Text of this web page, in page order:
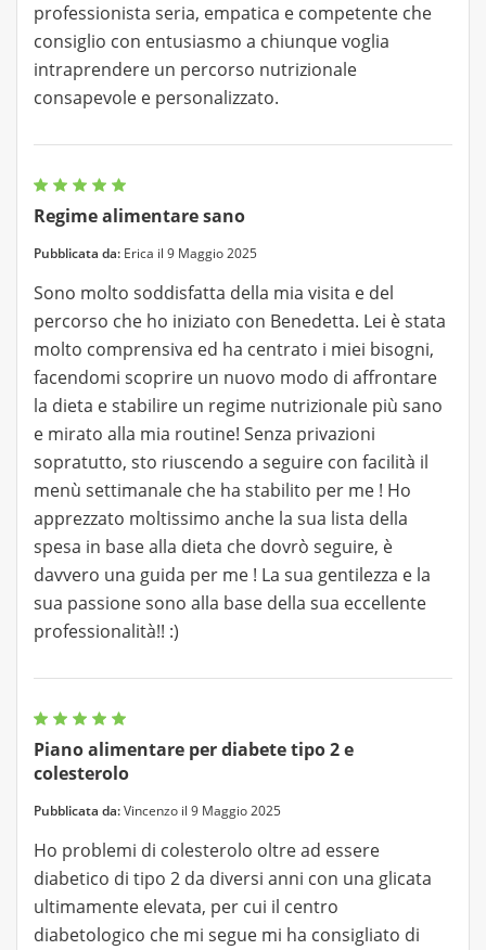
professionista seria, empatica e competente che
consiglio con entusiasmo a chiunque voglia
intraprendere un percorso nutrizionale
consapevole e personalizzato.
Regime alimentare sano
Pubblicata da: Erica il 9 Maggio 2025
Sono molto soddisfatta della mia visita e del
percorso che ho iniziato con Benedetta. Lei è stata
molto comprensiva ed ha centrato i miei bisogni,
facendomi scoprire un nuovo modo di affrontare
la dieta e stabilire un regime nutrizionale più sano
e mirato alla mia routine! Senza privazioni
sopratutto, sto riuscendo a seguire con facilità il
menù settimanale che ha stabilito per me ! Ho
apprezzato moltissimo anche la sua lista della
spesa in base alla dieta che dovrò seguire, è
davvero una guida per me ! La sua gentilezza e la
sua passione sono alla base della sua eccellente
professionalità!! :)
Piano alimentare per diabete tipo 2 e
colesterolo
Pubblicata da:Vincenzo il 9 Maggio 2025
Ho problemi di colesterolo oltre ad essere
diabetico di tipo 2 da diversi anni con una glicata
ultimamente elevata, per cui il centro
diabetologico che mi segue mi ha consigliato di